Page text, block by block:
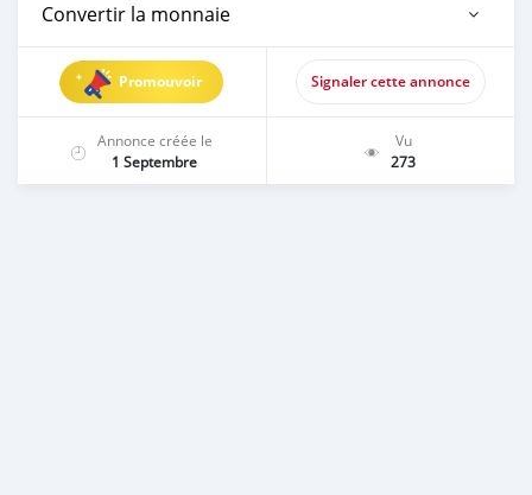
Convertir la monnaie
Promouvoir Signaler cette annonce
Annonce créée le
1 Septembre
Vu
273